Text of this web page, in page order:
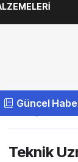
Güncel
Yayın
Teknik